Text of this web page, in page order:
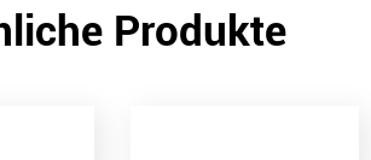
Produkte